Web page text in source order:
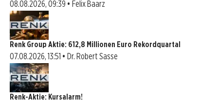
08.08.2026, 09:39 • Felix Baarz
Renk Group Aktie: 612,8 Millionen Euro Rekordquartal
07.08.2026, 13:51 • Dr. Robert Sasse
Renk-Aktie: Kursalarm!